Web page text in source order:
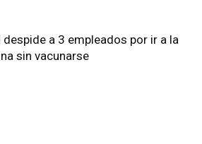
despide a 3 empleados por ir a la
sin vacunarse